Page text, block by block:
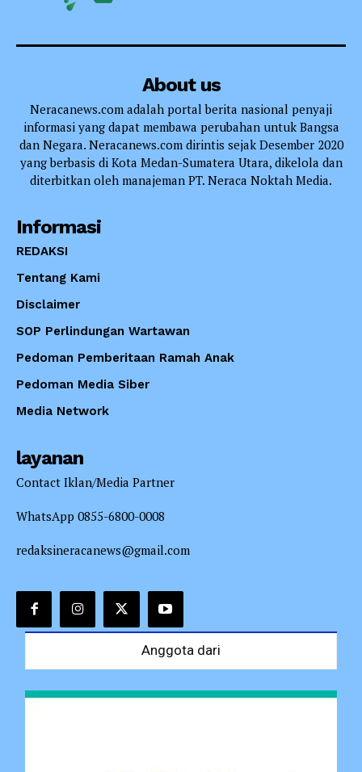
About us
Neracanews.com adalah portal berita nasional penyaji
informasi yang dapat membawa perubahan untuk Bangsa
dan Negara. Neracanews.com dirintis sejak Desember 2020
yang berbasis di Kota Medan-Sumatera Utara, dikelola dan
diterbitkan oleh manajeman PT. Neraca Noktah Media.
Informasi
REDAKSI
Tentang Kami
Disclaimer
SOP Perlindungan Wartawan
Pedoman Pemberitaan Ramah Anak
Pedoman Media Siber
Media Network
layanan
Contact Iklan/Media Partner
WhatsApp 0855-6800-0008
redaksineracanews@gmail.com
Anggota dari